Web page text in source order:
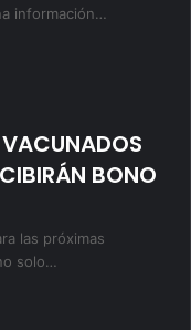
información…
VACUNADOS
BONO
las próximas
solo…